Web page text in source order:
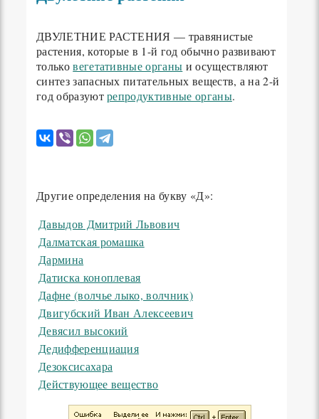
ДВУЛЕТНИЕ РАСТЕНИЯ — травянистые
растения, которые в 1-й год обычно развивают
тольковегетативные органы и осуществляют
синтез запасных питательных веществ, а на 2-й
год образуютрепродуктивные органы.
Другие определения на букву «Д»:
Давыдов Дмитрий Львович
Далматская ромашка
Дармина
Датиска коноплевая
Дафне (волчье лыко, волчник)
Двигубский Иван Алексеевич
Девясил высокий
Дедифференциация
Дезоксисахара
Действующее вещество